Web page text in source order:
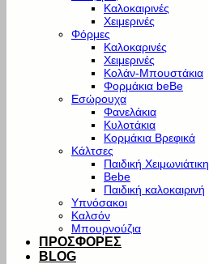
Καλοκαιρινές
Χειμερινές
Φόρμες
Καλοκαρινές
Χειμερινές
Κολάν-Μπουστάκια
Φορμάκια beBe
Εσώρουχα
Φανελάκια
Κυλοτάκια
Κορμάκια Βρεφικά
Κάλτσες
Παιδική Χειμωνιάτικη
Bebe
Παιδική καλοκαιρινή
Υπνόσακοι
Καλσόν
Μπουρνούζια
ΠΡΟΣΦΟΡΕΣ
BLOG